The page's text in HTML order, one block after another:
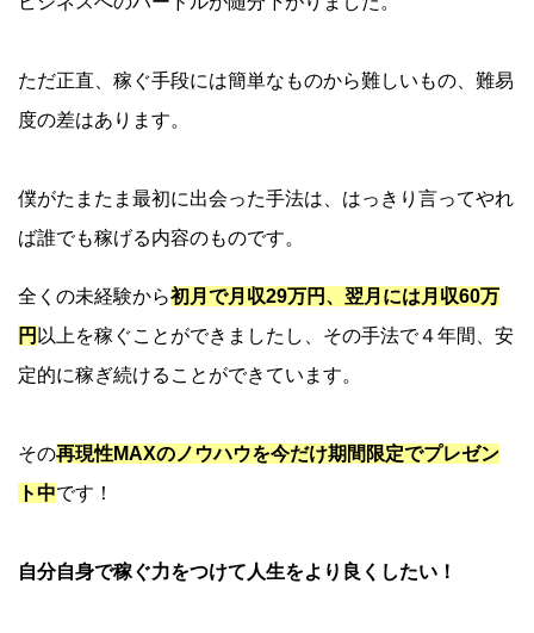
ただ正直、稼ぐ手段には簡単なものから難しいもの、難易
度の差はあります。
僕がたまたま最初に出会った手法は、はっきり言ってやれ
ば誰でも稼げる内容のものです。
全くの未経験から初月で月収29万円、翌月には月収60万
円 以上を稼ぐことができましたし、その手法で４年間、安
定的に稼ぎ続けることができています。
その再現性MAXのノウハウを今だけ期間限定でプレゼン
ト中です！
自分自身で稼ぐ力をつけて人生をより良くしたい！